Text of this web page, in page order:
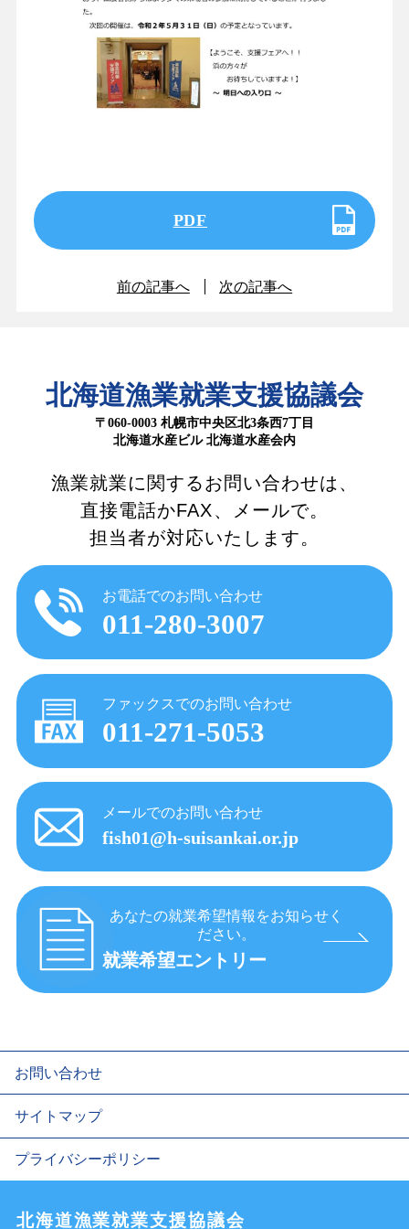
PDF
前の記事へ 次の記事へ
北海道漁業就業支援協議会
〒060-0003 札幌市中央区北3条西7丁目
北海道水産ビル 北海道水産会内
漁業就業に関するお問い合わせは、
直接電話かFAX、メールで。
担当者が対応いたします。
お電話でのお問い合わせ
011-280-3007
ファックスでのお問い合わせ
011-271-5053
メールでのお問い合わせ
fish01@h-suisankai.or.jp
あなたの就業希望情報をお知らせく
ださい。
就業希望エントリー
お問い合わせ
サイトマップ
プライバシーポリシー
北海道漁業就業支援協議会